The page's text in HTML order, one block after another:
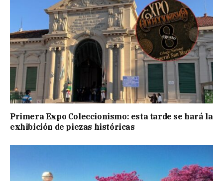
Primera Expo Coleccionismo: esta tarde se hará la
exhibición de piezas históricas